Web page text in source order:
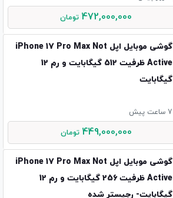
472,000,000 تومان
گوشی موبایل اپل iPhone 17 Pro Max Not
Active ظرفیت 512 گیگابایت و رم 12
گیگابایت
7 ساعت پیش
449,000,000 تومان
گوشی موبایل اپل iPhone 17 Pro Max Not
Active ظرفیت 256 گیگابایت و رم 12
گیگابایت- رجیستر شده